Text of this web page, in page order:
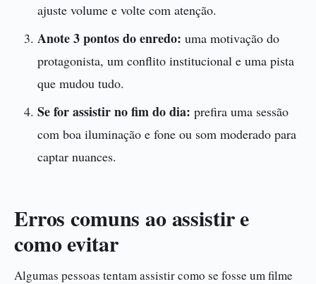
ajuste volume e volte com atenção.
Anote 3 pontos do enredo: uma motivação do
protagonista, um conflito institucional e uma pista
que mudou tudo.
Se for assistir no fim do dia: prefira uma sessão
com boa iluminação e fone ou som moderado para
captar nuances.
Erros comuns ao assistir e
como evitar
Algumas pessoas tentam assistir como se fosse um filme